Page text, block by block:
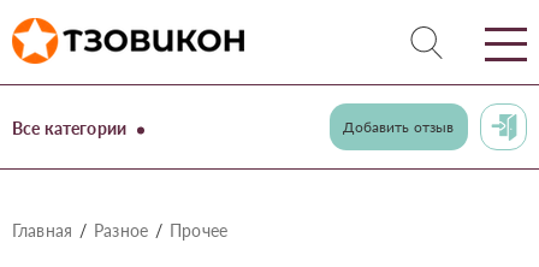
Все категории Добавить отзыв
Главная Разное Прочее